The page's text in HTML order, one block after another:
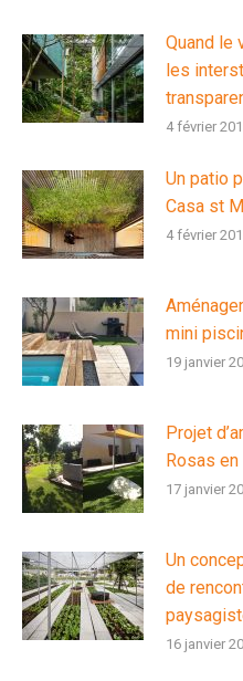
Quand le
les
4 février
Un patio
Casa st
4 février
mini
19 janvier
Projet
Rosas
17 janvier
Un
de
16 janvier